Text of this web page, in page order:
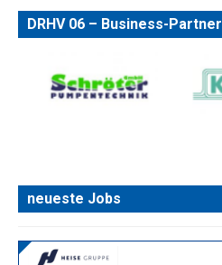
DRHV 06 – Business-Partner
neueste Jobs